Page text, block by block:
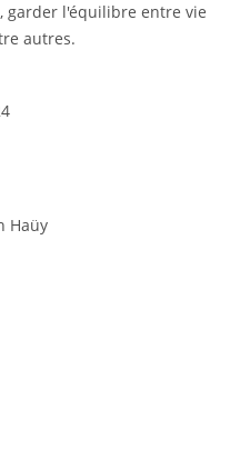
garder l'équilibre entre vie
autres.
Haüy